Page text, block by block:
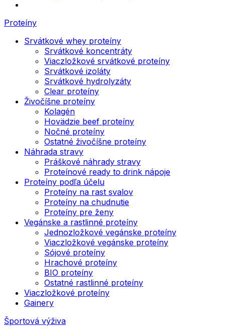
Proteíny
Srvátkové whey proteíny
Srvátkové koncentráty
Viaczložkové srvátkové proteíny
Srvátkové izoláty
Srvátkové hydrolyzáty
Clear proteíny
Živočíšne proteíny
Kolagén
Hovädzie beef proteíny
Nočné proteíny
Ostatné živočíšne proteíny
Náhrada stravy
Práškové náhrady stravy
Proteínové ready to drink nápoje
Proteíny podľa účelu
Proteíny na rast svalov
Proteíny na chudnutie
Proteíny pre ženy
Vegánske a rastlinné proteíny
Jednozložkové vegánske proteíny
Viaczložkové vegánske proteíny
Sójové proteíny
Hrachové proteíny
BIO proteíny
Ostatné rastlinné proteíny
Viaczložkové proteíny
Gainery
Športová výživa